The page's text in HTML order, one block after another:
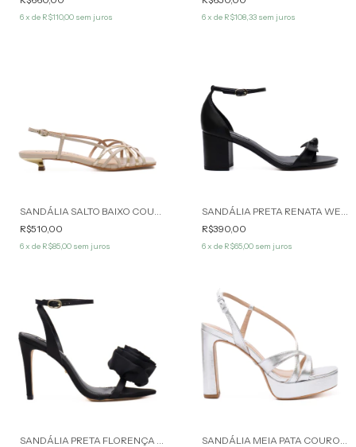
6x de R$110,00 sem juros 6x de R$108,33 sem juros
R$510,00
6x de R$85,00 sem juros
R$390,00
6x de R$65,00 sem juros